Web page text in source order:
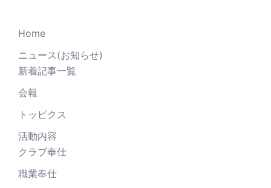
Home
ニュース(お知らせ)
新着記事一覧
会報
トッピクス
活動内容
クラブ奉仕
職業奉仕